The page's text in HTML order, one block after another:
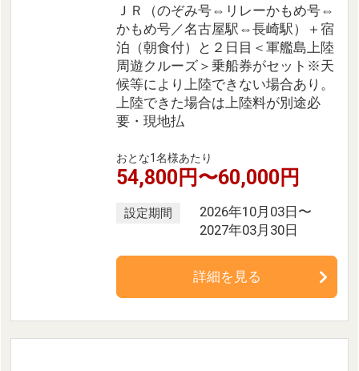
ＪＲ（のぞみ号⇔リレーかもめ号⇔
かもめ号／名古屋駅⇔長崎駅）＋宿
泊（朝食付）と２日目＜軍艦島上陸
周遊クルーズ＞乗船券がセット※天
候等により上陸できない場合あり。
上陸できた場合は上陸料が別途必
要・現地払
おとな1名様あたり
54,800円〜60,000円
設定期間
2026年10月03日〜
2027年03月30日
詳細を見る